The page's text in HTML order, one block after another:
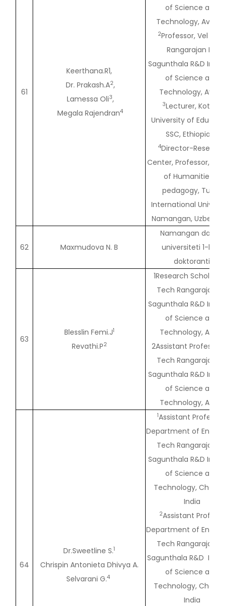
61
Keerthana.R1,
Dr. Prakash.A2,
Lamessa Oli3,
Megala Rajendran4
of Science and
Technology,
2Professor, Vel
Rangarajan Dr.
Sagunthala R&D
of Science and
Technology, Avadi.
3Lecturer, Kotebe
University of
SSC, Ethiopia
4Director-
Center, Professor,
of Humanities &
pedagogy, Turan
International
Namangan,
62 Maxmudova N. B
Namangan davlat
universiteti 1-kurs
doktoranti
63
Blesslin Femi.J1
Revathi.P2
1Research Scholar,
Tech Rangarajan
Sagunthala R&D
of Science and
Technology, Avadi
2Assistant Professor,
Tech Rangarajan
Sagunthala R&D
of Science and
Technology, Avadi
64
Dr.Sweetline S.1
Chrispin Antonieta Dhivya A.
Selvarani G.4
1Assistant
Department of
Tech Rangarajan
Sagunthala R&D
of Science and
Technology,
India
2Assistant
Department of
Tech Rangarajan
Sagunthala R&D
of Science and
Technology,
India